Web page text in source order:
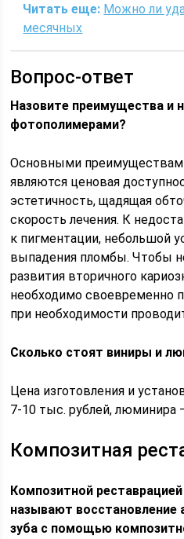
Читать еще: Можно ли
месячных
Вопрос-ответ
Назовите преимущества и
фотополимерами?
Основными
являются ценовая
эстетичность, щадящая
скорость лечения. К
к пигментации, небольшой
выпадения пломбы. Чтобы
развития вторичного
необходимо своевременно
при необходимости
Сколько стоят виниры и
Цена изготовления и
7-10 тыс. рублей, люминира
Композитная
Композитной
называют
зуба с помощью